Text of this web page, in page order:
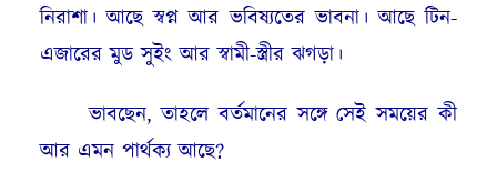
নিরাশা। আছে স্বপ্ন আর ভবিষ্যতের ভাবনা। আছে টিন-
এজারের মুড সুইং আর স্বামী-স্ত্রীর ঝগড়া।
ভাবছেন, তাহলে বর্তমানের সঙ্গে সেই সময়ের কী
আর এমন পার্থক্য আছে?